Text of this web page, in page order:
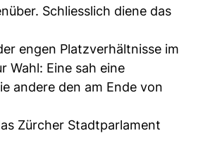
Schliesslich diene das
engen Platzverhältnisse im
Wahl: Eine sah eine
andere den am Ende von
Zürcher Stadtparlament